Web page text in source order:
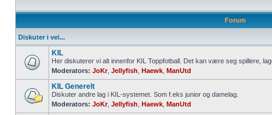
Forum
Diskuter i vei...
KIL
Her diskuterer vi alt innenfor KIL Toppfotball. Det kan være seg spillere,
Moderators: JoKr, Jellyfish Haewk ManUtd
KIL Generelt
Diskuter andre lag i KIL-systemet. Som f.eks junior og damelag.
Moderators: JoKr, Jellyfish Haewk ManUtd